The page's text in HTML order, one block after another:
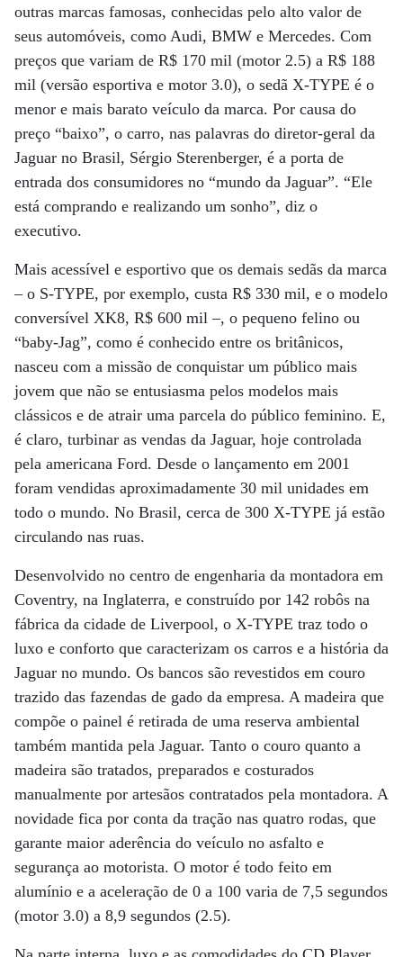
outras marcas famosas, conhecidas pelo alto valor de
seus automóveis, como Audi, BMW e Mercedes. Com
preços que variam de R$ 170 mil (motor 2.5) a R$ 188
mil (versão esportiva e motor 3.0), o sedã X-TYPE é o
menor e mais barato veículo da marca. Por causa do
preço “baixo”, o carro, nas palavras do diretor-geral da
Jaguar no Brasil, Sérgio Sterenberger, é a porta de
entrada dos consumidores no “mundo da Jaguar”. “Ele
está comprando e realizando um sonho”, diz o
executivo.
Mais acessível e esportivo que os demais sedãs da marca
– o S-TYPE, por exemplo, custa R$ 330 mil, e o modelo
conversível XK8, R$ 600 mil –, o pequeno felino ou
“baby-Jag”, como é conhecido entre os britânicos,
nasceu com a missão de conquistar um público mais
jovem que não se entusiasma pelos modelos mais
clássicos e de atrair uma parcela do público feminino. E,
é claro, turbinar as vendas da Jaguar, hoje controlada
pela americana Ford. Desde o lançamento em 2001
foram vendidas aproximadamente 30 mil unidades em
todo o mundo. No Brasil, cerca de 300 X-TYPE já estão
circulando nas ruas.
Desenvolvido no centro de engenharia da montadora em
Coventry, na Inglaterra, e construído por 142 robôs na
fábrica da cidade de Liverpool, o X-TYPE traz todo o
luxo e conforto que caracterizam os carros e a história da
Jaguar no mundo. Os bancos são revestidos em couro
trazido das fazendas de gado da empresa. A madeira que
compõe o painel é retirada de uma reserva ambiental
também mantida pela Jaguar. Tanto o couro quanto a
madeira são tratados, preparados e costurados
manualmente por artesãos contratados pela montadora. A
novidade fica por conta da tração nas quatro rodas, que
garante maior aderência do veículo no asfalto e
segurança ao motorista. O motor é todo feito em
alumínio e a aceleração de 0 a 100 varia de 7,5 segundos
(motor 3.0) a 8,9 segundos (2.5).